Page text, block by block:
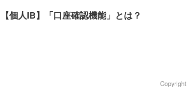
【個人IB】「口座確認機能」とは？